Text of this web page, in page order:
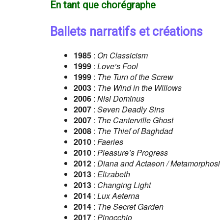
En tant que chorégraphe
Ballets narratifs et créations
1985 : On Classicism
1999 : Love’s Fool
1999 : The Turn of the Screw
2003 : The Wind in the Willows
2006 : Nisi Dominus
2007 : Seven Deadly Sins
2007 : The Canterville Ghost
2008 : The Thief of Baghdad
2010 : Faeries
2010 : Pleasure’s Progress
2012 : Diana and Actaeon /
2013 : Elizabeth
2013 : Changing Light
2014 : Lux Aeterna
2014 : The Secret Garden
2017 : Pinocchio